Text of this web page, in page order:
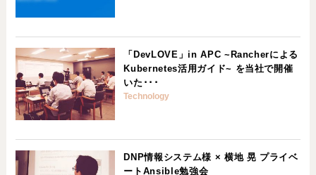
「DevLOVE」in APC ~Rancherによる
Kubernetes活用ガイド~ を当社で開催
いた･･･
Technology
DNP情報システム様 × 横地 晃 プライベ
ートAnsible勉強会